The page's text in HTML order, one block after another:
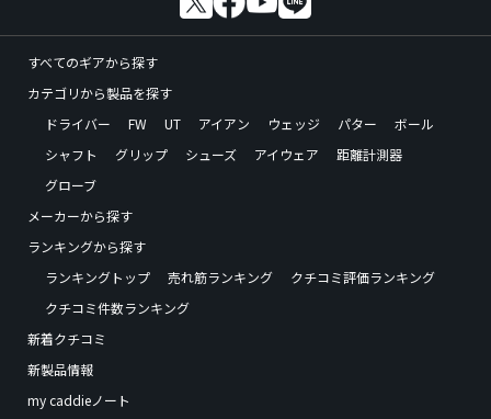
すべてのギアから探す
カテゴリから製品を探す
ドライバー
FW UT アイアン ウェッジ パター
ボール
シャフト
グリップ シューズ アイウェア
距離計測器
グローブ
メーカーから探す
ランキングから探す
ランキングトップ
売れ筋ランキング
クチコミ評価ランキング
クチコミ件数ランキング
新着クチコミ
新製品情報
my caddieノート